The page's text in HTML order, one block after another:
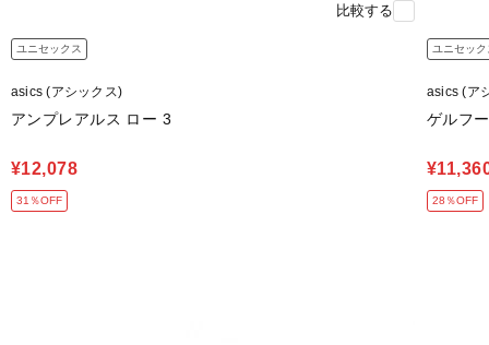
比較する
ユニセックス
asics (アシックス)
アンプレアルス ロー 3
¥12,078
31％OFF
ユニセック
asics (ア
ゲルフ
28％OFF